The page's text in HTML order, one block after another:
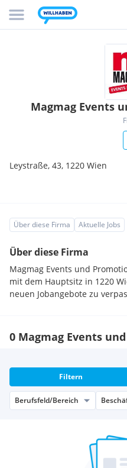
Magmag Events
Leystraße, 43, 1220 Wien
Über diese Firma Aktuelle Jobs
Über diese Firma
Magmag Events und
mit dem Hauptsitz in 1220
neuen Jobangebote zu
0 Magmag Events
Filtern
Berufsfeld/Bereich